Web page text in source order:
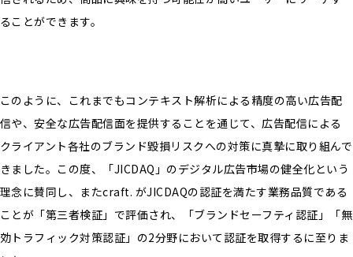
ることができます。
このように、これまでもコンテキスト解析による精度の高い広告配
信や、安全な広告配信面を提供することを通じて、広告配信による
クライアント各社のブランド毀損リスクへの対策に真摯に取り組んで
きました。この度、「JICDAQ」のデジタル広告市場の健全化という
理念に賛同し、またcraft. がJICDAQの認証を満たす業務品質である
ことが「第三者検証」で評価され、「ブランドセーフティ認証」「無
効トラフィック対策認証」の2分野において認証を取得するに至りま